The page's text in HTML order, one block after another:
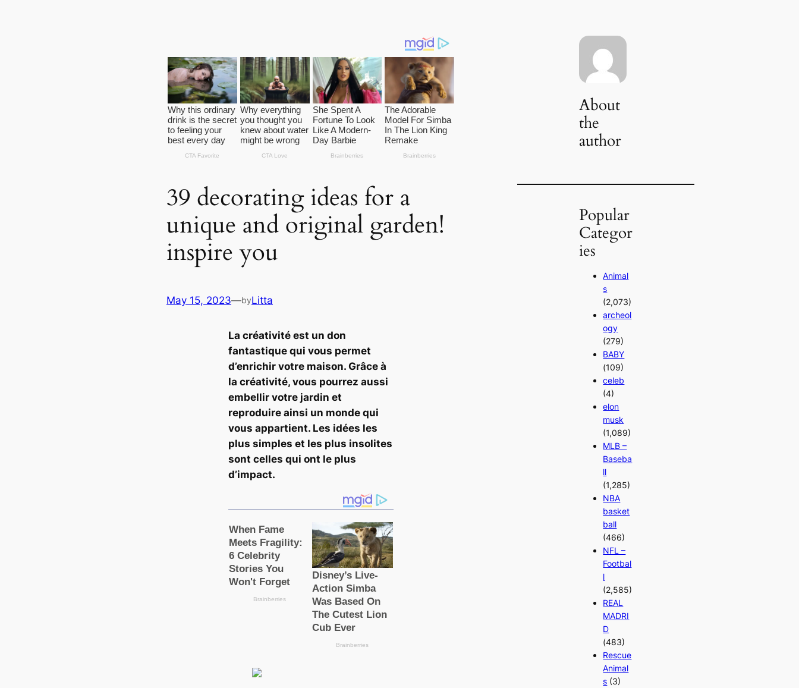
39 decorating ideas for a
unique and original garden!
inspire you
May 15, 2023—byLitta
La créativité est un don
fantastique qui vous permet
d’enrichir votre maison. Grâce à
la créativité, vous pourrez aussi
embellir votre jardin et
reproduire ainsi un monde qui
vous appartient. Les idées les
plus simples et les plus insolites
sont celles qui ont le plus
d’impact.
About
the
author
Popular
Categor
ies
Animal
s
(2,073)
archeol
ogy
(279)
BABY
(109)
celeb
(4)
elon
musk
(1,089)
MLB –
Baseba
ll
(1,285)
NBA
basket
ball
(466)
NFL –
Footbal
l
(2,585)
REAL
MADRI
D
(483)
Rescue
Animal
s (3)